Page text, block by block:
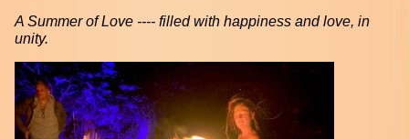
A Summer of Love ---- filled with happiness and love, in
unity.